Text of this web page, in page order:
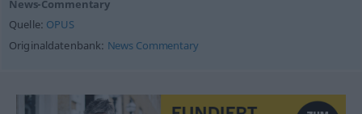
News-Commentary
Quelle: OPUS
Originaldatenbank: News Commentary